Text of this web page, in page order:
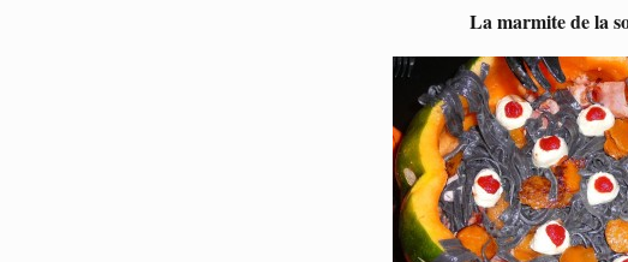
La marmite de la